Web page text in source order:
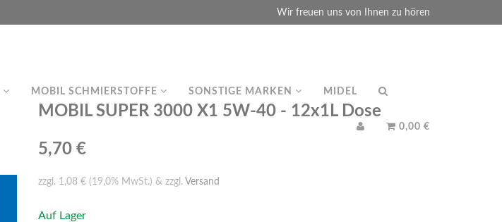
Wir freuen uns von Ihnen zu hören
MOBIL SCHMIERSTOFFE SONSTIGE MARKEN MIDEL
0,00 €
MOBIL SUPER 3000 X1 5W-40 - 12x1L Dose
5,70 €
zzgl. 1,08 € (19,0% MwSt.) & zzgl. Versand
Auf Lager